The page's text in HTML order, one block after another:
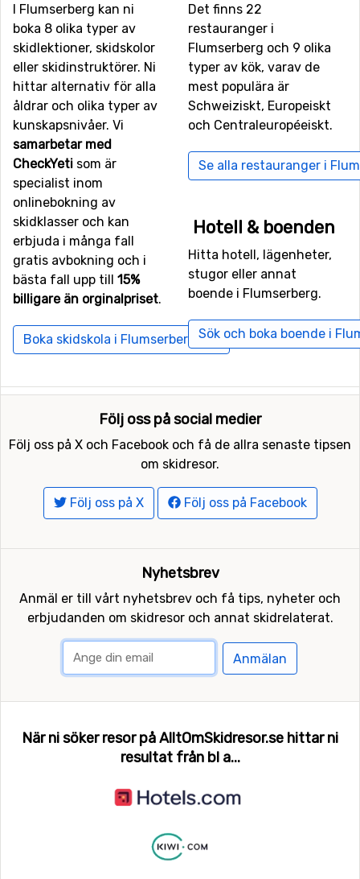
finns här även en rodelbana som är öppen för
allmänheten, samt preperade spår för vinterhiking.
Flygplatser nära Flumserberg
Flyger man tillSt. Gallen–Altenrhein Airportkommer
man riktigt nära Flumserberg då avståndet mellan
flygplatsen och skidorten endast är 49 kilometer.
Transfertiden blir därmed kort och kostnaden normalt
sett lägre än då avståndet är långt. Det är även möjligt
att flyga till flygplatserna
som ligger 68 kilometer bort, och
Allgäu
Airport/Memmingensom har ett avstånd på 123
kilometer till Flumserberg.
Skidorter i närheten av Flumserberg
Alldeles runt hörnet, med bara ett avstånd på 10
kilometer från Flumserberg liggerAmden-Arvenbüel. Ni
avstånd ochUnterwasser, 12 kilometer från
I Flumserberg kan ni
boka 8 olika typer av
skidlektioner, skidskolor
eller skidinstruktörer. Ni
hittar alternativ för alla
åldrar och olika typer av
kunskapsnivåer. Vi
samarbetar med
CheckYeti som är
specialist inom
onlinebokning av
skidklasser och kan
erbjuda i många fall
gratis avbokning och i
bästa fall upp till 15%
billigare än orginalpriset.
Boka skidskola i Flumserberg här
Det finns 22
restauranger i
Flumserberg och 9 olika
typer av kök, varav de
mest populära är
Schweiziskt, Europeiskt
och Centraleuropéeiskt.
Se alla restauranger i
Hotell & boenden
Hitta hotell, lägenheter,
stugor eller annat
boende i Flumserberg.
Sök och boka boende i
Följ oss på social medier
Följ oss på X och Facebook och få de allra senaste tipsen
om skidresor.
Följ oss på X Följ oss på Facebook
Nyhetsbrev
Anmäl er till vårt nyhetsbrev och få tips, nyheter och
erbjudanden om skidresor och annat skidrelaterat.
Anmälan
När ni söker resor på AlltOmSkidresor.se hittar ni
resultat från bl a...